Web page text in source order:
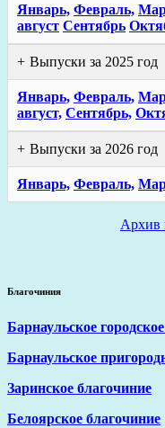
Январь, Февраль,
август Сентябрь
Выпуски за 2025 год
Январь, Февраль,
август, Сентябрь,
Выпуски за 2026 год
Январь, Февраль,
Архив
Благочиния
Барнаульское
Барнаульское
Заринское благочиние
Белоярское благочиние